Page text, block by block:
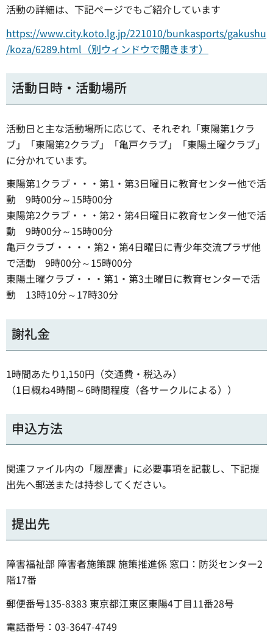
活動の詳細は、下記ページでもご紹介しています
https://www.city.koto.lg.jp/221010/bunkasports/gakushu
/koza/6289.html（別ウィンドウで開きます）
活動日時・活動場所
活動日と主な活動場所に応じて、それぞれ「東陽第1クラ
ブ」「東陽第2クラブ」「亀戸クラブ」「東陽土曜クラブ」
に分かれています。
東陽第1クラブ・・・第1・第3日曜日に教育センター他で活
動 9時00分～15時00分
東陽第2クラブ・・・第2・第4日曜日に教育センター他で活
動 9時00分～15時00分
亀戸クラブ・・・・第2・第4日曜日に青少年交流プラザ他
で活動 9時00分～15時00分
東陽土曜クラブ・・・第1・第3土曜日に教育センターで活
動 13時10分～17時30分
謝礼金
1時間あたり1,150円（交通費・税込み）
（1日概ね4時間～6時間程度（各サークルによる））
申込方法
関連ファイル内の「履歴書」に必要事項を記載し、下記提
出先へ郵送または持参してください。
提出先
障害福祉部 障害者施策課 施策推進係 窓口：防災センター2
階17番
郵便番号135-8383 東京都江東区東陽4丁目11番28号
電話番号：03-3647-4749